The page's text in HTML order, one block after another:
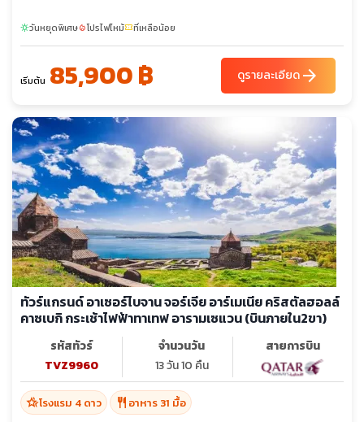
sunnyวันหยุดพิเศษlocal_fire_departmentโปรไฟไหม้confirmation_numberที่เหลือน้อย
เริ่มต้น 85,900 ฿ ดูรายละเอียดarrow_forward
ทัวร์แกรนด์ อาเซอร์ไบจาน จอร์เจีย อาร์เมเนีย คริสตัลฮอลล์
คาซเบกิ กระเช้าไฟฟ้าทาเทฟ อารามเซแวน (บินภายใน2ขา)
รหัสทัวร์
TVZ9960
จำนวนวัน
13 วัน 10 คืน
สายการบิน
hotel_classโรงแรม 4 ดาว restaurant อาหาร 31 มื้อ